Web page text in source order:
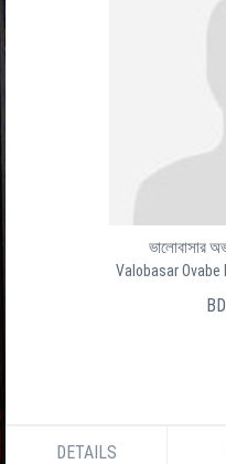
ভালোবাসার
Valobasar Ovabe
DETAILS